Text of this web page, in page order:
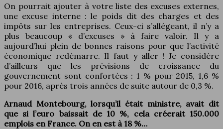
On pourrait ajouter à votre liste des excuses externes,
une excuse interne : le poids dit des charges et des
impôts sur les entreprises. Ceux-ci s’allégeant, il n’y a
plus beaucoup « d’excuses » à faire valoir. Il y a
aujourd’hui plein de bonnes raisons pour que l’activité
économique redémarre. Il faut y aller ! Je considère
d’ailleurs que les prévisions de croissance du
gouvernement sont confortées : 1 % pour 2015, 1,6 %
pour 2016, après trois années de suite autour de 0,3 %.
Arnaud Montebourg, lorsqu’il était ministre, avait dit
que si l’euro baissait de 10 %, cela créerait 150.000
emplois en France. On en est à 18 %…